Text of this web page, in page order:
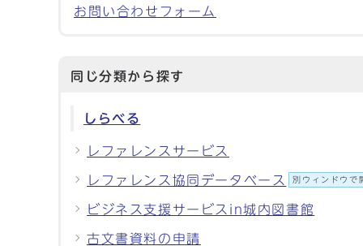
お問い合わせフォーム
同じ分類から探す
しらべる
レファレンスサービス
レファレンス協同データベース 別ウィンドウで
ビジネス支援サービスin城内図書館
古文書資料の申請